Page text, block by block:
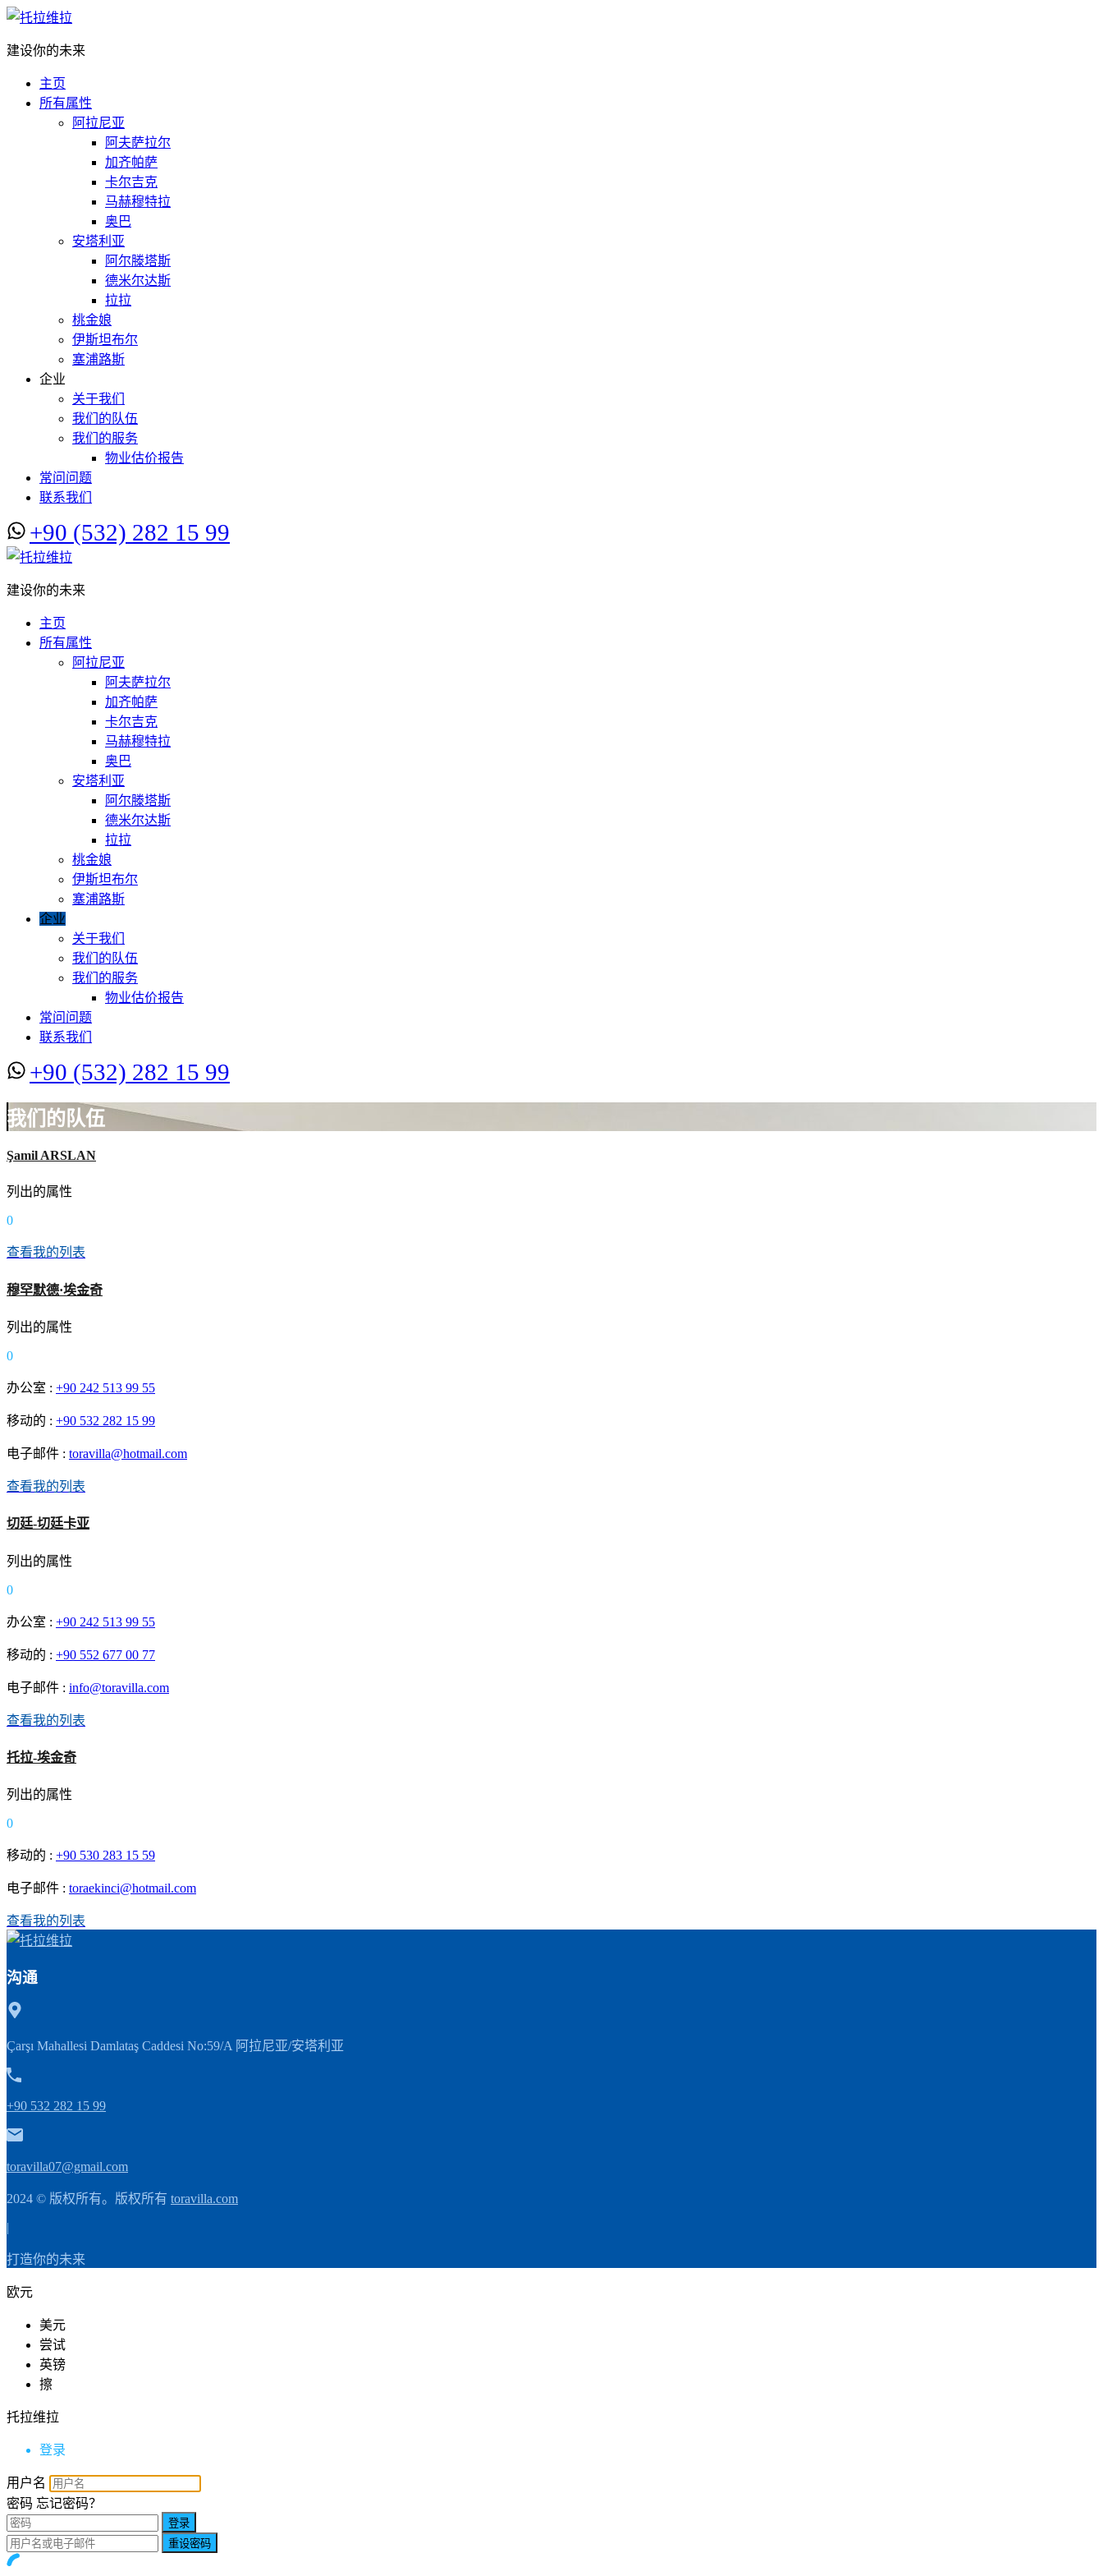
建设你的未来
主页
所有属性
阿拉尼亚
阿夫萨拉尔
加齐帕萨
卡尔吉克
马赫穆特拉
奥巴
安塔利亚
阿尔滕塔斯
德米尔达斯
拉拉
桃金娘
伊斯坦布尔
塞浦路斯
企业
关于我们
我们的队伍
我们的服务
物业估价报告
常问问题
联系我们
+90 (532) 282 15 99
建设你的未来
主页
所有属性
阿拉尼亚
阿夫萨拉尔
加齐帕萨
卡尔吉克
马赫穆特拉
奥巴
安塔利亚
阿尔滕塔斯
德米尔达斯
拉拉
桃金娘
伊斯坦布尔
塞浦路斯
企业
关于我们
我们的队伍
我们的服务
物业估价报告
常问问题
联系我们
+90 (532) 282 15 99
我们的队伍
Şamil ARSLAN
列出的属性
0
查看我的列表
穆罕默德·埃金奇
列出的属性
0
办公室 : +90 242 513 99 55
移动的 : +90 532 282 15 99
电子邮件 : toravilla@hotmail.com
查看我的列表
切廷-切廷卡亚
列出的属性
0
办公室 : +90 242 513 99 55
移动的 : +90 552 677 00 77
电子邮件 : info@toravilla.com
查看我的列表
托拉-埃金奇
列出的属性
0
移动的 : +90 530 283 15 59
电子邮件 : toraekinci@hotmail.com
查看我的列表
沟通
Çarşı Mahallesi Damlataş Caddesi No:59/A 阿拉尼亚/安塔利亚
+90 532 282 15 99
toravilla07@gmail.com
2024 © 版权所有。版权所有 toravilla.com
打造你的未来
欧元
美元
尝试
英镑
擦
托拉维拉
登录
用户名
密码 忘记密码？
登录
重设密码